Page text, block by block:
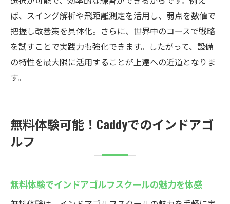
ば、スイング解析や飛距離測定を活用し、弱点を数値で
把握し改善策を具体化。さらに、世界中のコースで戦略
を試すことで実践力も強化できます。したがって、設備
の特性を最大限に活用することが上達への近道となりま
す。
無料体験可能！Caddyでのインドアゴ
ルフ
無料体験でインドアゴルフスクールの魅力を体感